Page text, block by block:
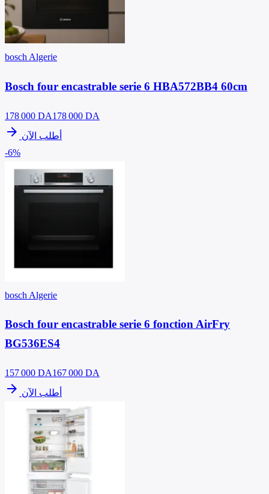
bosch Algerie
Bosch four encastrable serie 6 HBA572BB4 60cm
178 000 DA178 000 DA
arrow_forward أطلب الآن
-6%
bosch Algerie
Bosch four encastrable serie 6 fonction AirFry
BG536ES4
157 000 DA167 000 DA
arrow_forward أطلب الآن